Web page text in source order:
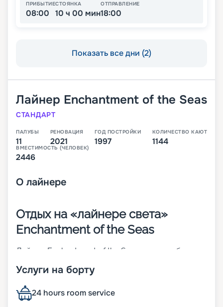
ПРИБЫТИЕ
08:00
СТОЯНКА
10 ч 00 мин
ОТПРАВЛЕНИЕ
18:00
Показать все дни (2)
Лайнер Enchantment of the Seas
СТАНДАРТ
ПАЛУБЫ
11
РЕНОВАЦИЯ
2021
ГОД ПОСТРОЙКИ
1997
КОЛИЧЕСТВО КАЮТ
1144
ВМЕСТИМОСТЬ (ЧЕЛОВЕК)
2446
О лайнере
Отдых на «лайнере света»
Enchantment of the Seas
Лайнер Enchantment of the Seas – 11-палубное
классу Vision. Корабль был построен еще в 1997
факт, что более половины поверхностей на
судне – прозрачные. К ним относят
Услуги на борту
24 hours room service